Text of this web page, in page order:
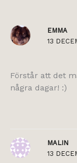
EMMA
13
Förstår att det
några dagar! :)
MALIN
13